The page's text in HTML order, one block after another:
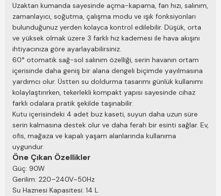
**** ****
23 Temmuz 2026
Şimdilik hiçbir sorun yok yeterli
Uzaktan kumanda sayesinde açma-kapama, fan hızı, salınım,
zamanlayıcı, soğutma, çalışma modu ve ışık fonksiyonları
bulunduğunuz yerden kolayca kontrol edilebilir. Düşük, orta
ve yüksek olmak üzere 3 farklı hız kademesi ile hava akışını
ihtiyacınıza göre ayarlayabilirsiniz.
60° otomatik sağ-sol salınım özelliği, serin havanın ortam
içerisinde daha geniş bir alana dengeli biçimde yayılmasına
yardımcı olur. Üstten su doldurma tasarımı günlük kullanımı
kolaylaştırırken, tekerlekli kompakt yapısı sayesinde cihaz
farklı odalara pratik şekilde taşınabilir.
Kutu içerisindeki 4 adet buz kaseti, suyun daha uzun süre
serin kalmasına destek olur ve daha ferah bir esinti sağlar. Ev,
ofis, mağaza ve kapalı yaşam alanlarında kullanıma
uygundur.
Öne Çıkan Özellikler
Güç: 90W
Gerilim: 220–240V~50Hz
Su Haznesi Kapasitesi: 14 L